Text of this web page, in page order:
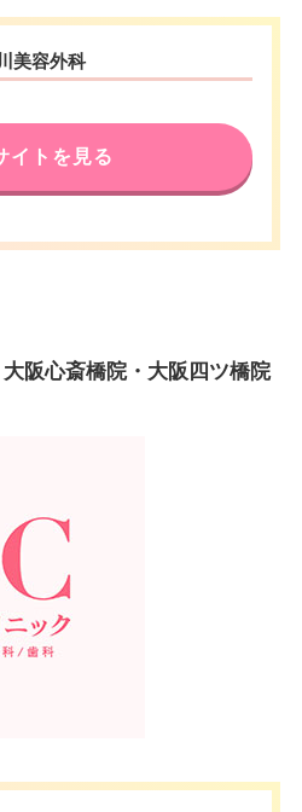
美容外科
イトを見る
阪心斎橋院・大阪四ツ橋院